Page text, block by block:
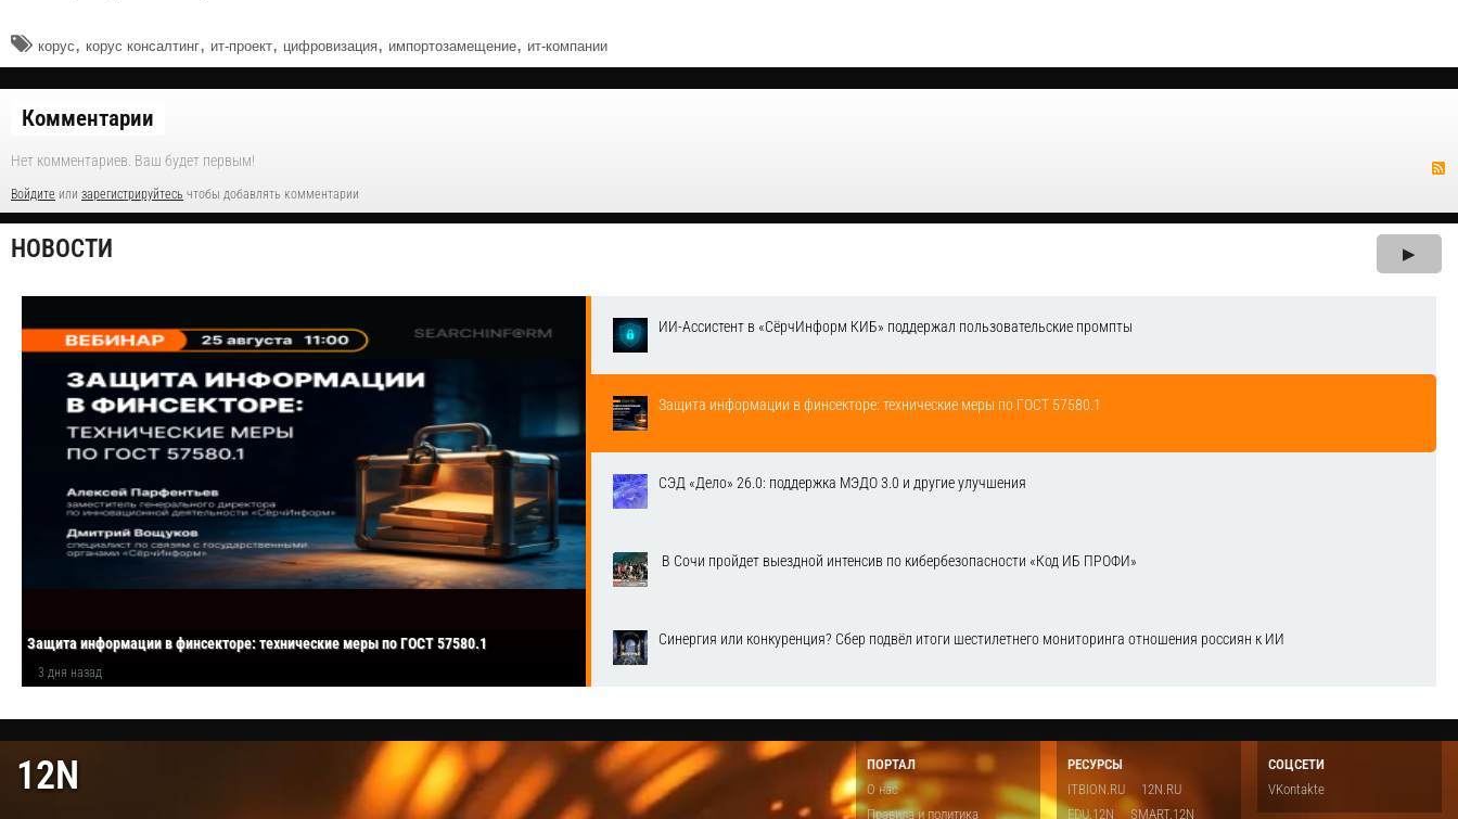
корус, корус консалтинг, ит-проект, цифровизация, импортозамещение, ит-компании
Комментарии
Нет комментариев. Ваш будет первым!
Войдите или зарегистрируйтесь чтобы добавлять комментарии
НОВОСТИ ▶
Защита информации в финсекторе: технические меры по ГОСТ 57580.1
3 дня назад
ИИ-Ассистент в «СёрчИнформ КИБ» поддержал пользовательские промпты
Защита информации в финсекторе: технические меры по ГОСТ 57580.1
СЭД «Дело» 26.0: поддержка МЭДО 3.0 и другие улучшения
​ В Сочи пройдет выездной интенсив по кибербезопасности «Код ИБ ПРОФИ»
Синергия или конкуренция? Сбер подвёл итоги шестилетнего мониторинга отношения россиян к ИИ
12N
ПОРТАЛ
О нас
Правила и политика
РЕСУРСЫ
ITBION.RU
12N.RU
EDU.12N
SMART.12N
СОЦСЕТИ
VKontakte